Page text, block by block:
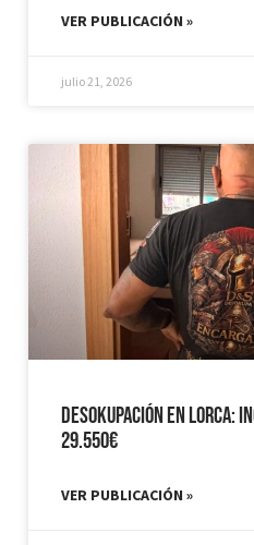
VER PUBLICACIÓN »
julio 21, 2026
Desokupación en Lorca:
29.550€
VER PUBLICACIÓN »